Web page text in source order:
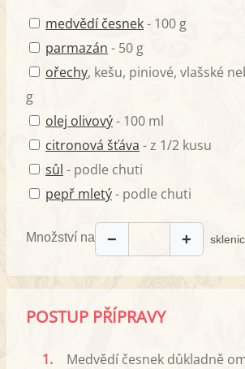
medvědí česnek- 100 g
parmazán - 50 g
ořechy, kešu, piniové, vlašské
g
olej olivový- 100 ml
citronová šťáva - z 1/2 kusu
sůl - podle chuti
pepř mletý- podle chuti
Množství na − +
POSTUP PŘÍPRAVY
1.
Medvědí česnek důkladně